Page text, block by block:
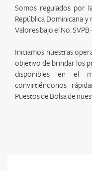
Somos regulados por
República Dominicana
Valores bajo el No.
Iniciamos nuestras
objetivo de brindar los
disponibles en el
convirtiéndonos
Puestos de Bolsa de